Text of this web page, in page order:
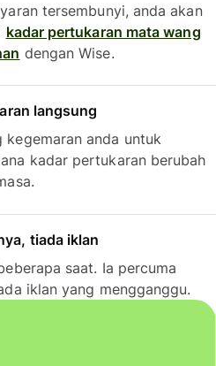
tersembunyi, anda akan
kadar pertukaran mata wang
dengan Wise.
langsung
kegemaran anda untuk
kadar pertukaran berubah
tiada iklan
saat. Ia percuma
iklan yang mengganggu.